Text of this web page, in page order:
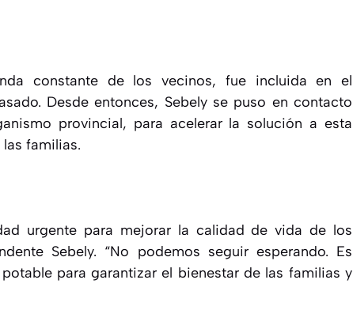
constante de los vecinos, fue incluida en el
Desde entonces, Sebely se puso en contacto
provincial, para acelerar la solución a esta
familias.
urgente para mejorar la calidad de vida de los
Sebely. “No podemos seguir esperando. Es
para garantizar el bienestar de las familias y